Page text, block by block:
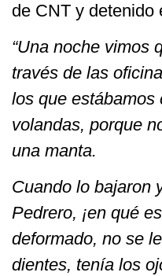
de CNT y detenido
“Una noche vimos
través de las
los que estábamos
volandas, porque
una manta.
Cuando lo bajaron
Pedrero, ¡en qué
deformado, no se
dientes, tenía los